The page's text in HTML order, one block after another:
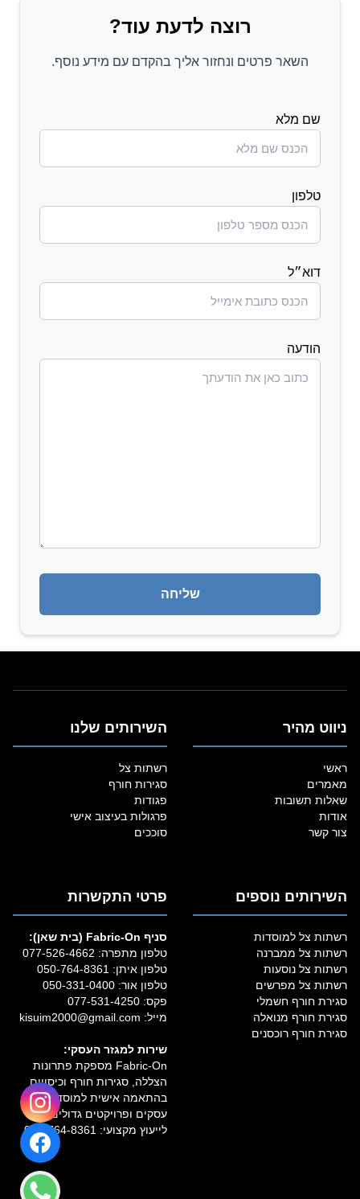
רוצה לדעת עוד?
השאר פרטים ונחזור אליך בהקדם עם מידע נוסף.
שם מלא
טלפון
דוא״ל
הודעה
ניווט מהיר
ראשי
מאמרים
שאלות תשובות
אודות
צור קשר
השירותים שלנו
רשתות צל
סגירות חורף
פגודות
פרגולות בעיצוב אישי
סוככים
השירותים נוספים
רשתות צל למוסדות
רשתות צל ממברנה
רשתות צל נוסעות
רשתות צל מפרשים
סגירת חורף חשמלי
סגירת חורף מנואלה
סגירת חורף רוכסנים
פרטי התקשרות
סניף Fabric‑On (בית שאן):
טלפון מתפרה: 077-526-4662
טלפון איתן: 050-764-8361
טלפון אור: 050-331-0400
פקס: 077-531-4250
מייל: kisuim2000@gmail.com
שירות למגזר העסקי:
Fabric‑On מספקת פתרונות
הצללה, סגירות חורף וכיסויים
בהתאמה אישית למוסדות,
עסקים ופרויקטים גדולים.
לייעוץ מקצועי: 050-764-8361